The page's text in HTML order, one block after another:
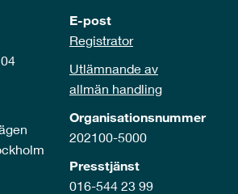
E-post
Registrator
Utlämnande av
allmän handling
Organisationsnummer
202100-5000
Presstjänst
016-544 23 99